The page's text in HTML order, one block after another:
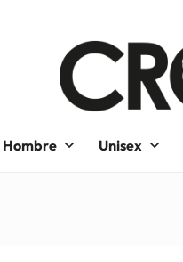
Hombre Unisex